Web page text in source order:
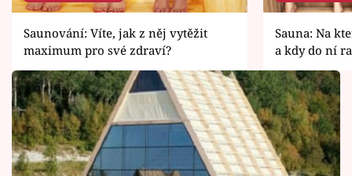
Saunování: Víte, jak z něj vytěžit
maximum pro své zdraví?
Sauna: Na
a kdy do ní